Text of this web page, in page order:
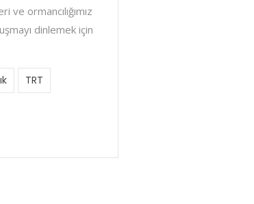
ormancılığımız
dinlemek için
TRT